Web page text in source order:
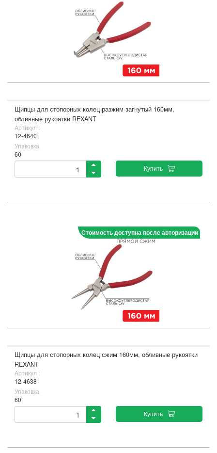
Щипцы для стопорных колец разжим загнутый 160мм,
обливные рукоятки REXANT
Артикул :
12-4640
Упаковка
60
Купить
Стоимость доступна после авторизации
Щипцы для стопорных колец сжим 160мм, обливные рукоятки
REXANT
Артикул :
12-4638
Упаковка
60
Купить